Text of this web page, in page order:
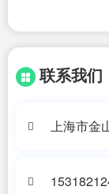
联系我们
上海市金